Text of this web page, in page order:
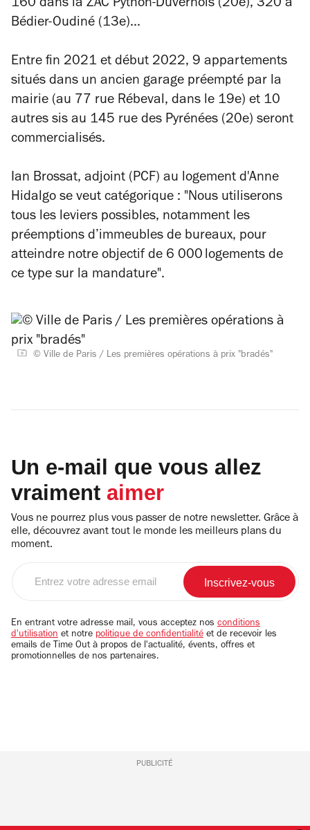
160 dans la ZAC Python-Duvernois (20e), 320 à
Bédier-Oudiné (13e)...
Entre fin 2021 et début 2022, 9 appartements
situés dans un ancien garage préempté par la
mairie (au 77 rue Rébeval, dans le 19e) et 10
autres sis au 145 rue des Pyrénées (20e) seront
commercialisés.
Ian Brossat, adjoint (PCF) au logement d'Anne
Hidalgo se veut catégorique : "Nous utiliserons
tous les leviers possibles, notamment les
préemptions d’immeubles de bureaux, pour
atteindre notre objectif de 6 000 logements de
ce type sur la mandature".
© Ville de Paris / Les premières opérations à prix "bradés"
Un e-mail que vous allez
vraiment aimer
Vous ne pourrez plus vous passer de notre newsletter. Grâce à
elle, découvrez avant tout le monde les meilleurs plans du
moment.
email
En entrant votre adresse mail, vous acceptez nos conditions
d'utilisation et notre politique de confidentialité et de recevoir les
emails de Time Out à propos de l'actualité, évents, offres et
promotionnelles de nos partenaires.
PUBLICITÉ